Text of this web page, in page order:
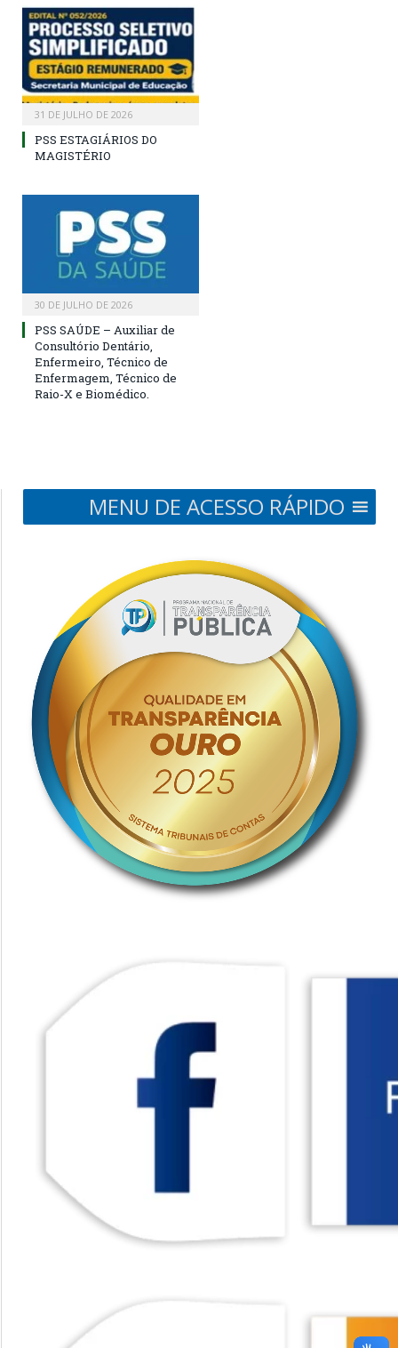
31 DE JULHO DE 2026
PSS ESTAGIÁRIOS DO
MAGISTÉRIO
30 DE JULHO DE 2026
PSS SAÚDE – Auxiliar de
Consultório Dentário,
Enfermeiro, Técnico de
Enfermagem, Técnico de
Raio-X e Biomédico.
MENU DE ACESSO RÁPIDO